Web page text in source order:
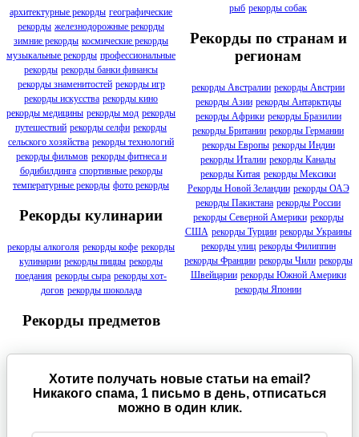
архитектурные рекорды географические
рекорды железнодорожные рекорды
зимние рекорды космические рекорды
музыкальные рекорды профессиональные
рекорды рекорды банки финансы
рекорды знаменитостей рекорды игр
рекорды искусства рекорды кино
рекорды медицины рекорды мод рекорды
путешествий рекорды селфи рекорды
сельского хозяйства рекорды технологий
рекорды фильмов рекорды фитнеса и
бодибилдинга спортивные рекорды
температурные рекорды фото рекорды
Рекорды кулинарии
рекорды алкоголя рекорды кофе рекорды
кулинарии рекорды пиццы рекорды
поедания рекорды сыра рекорды хот-
догов рекорды шоколада
Рекорды предметов
рыб рекорды собак
Рекорды по странам и
регионам
рекорды Австралии рекорды Австрии
рекорды Азии рекорды Антарктиды
рекорды Африки рекорды Бразилии
рекорды Британии рекорды Германии
рекорды Европы рекорды Индии
рекорды Италии рекорды Канады
рекорды Китая рекорды Мексики
Рекорды Новой Зеландии рекорды ОАЭ
рекорды Пакистана рекорды России
рекорды Северной Америки рекорды
США рекорды Турции рекорды Украины
рекорды улиц рекорды Филиппин
рекорды Франции рекорды Чили рекорды
Швейцарии рекорды Южной Америки
рекорды Японии
Хотите получать новые статьи на email?
Никакого спама, 1 письмо в день, отписаться
можно в один клик.